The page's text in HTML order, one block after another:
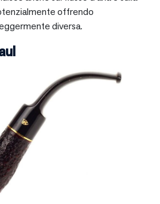
offrendo
diversa.